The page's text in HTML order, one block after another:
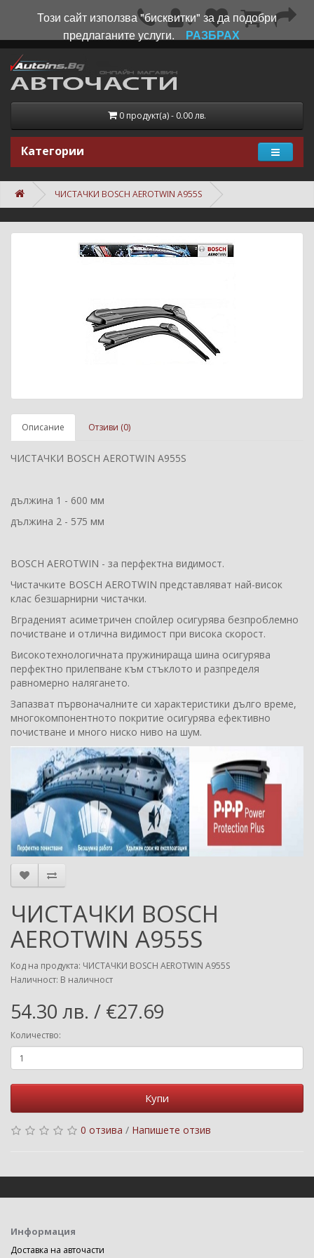
0 продукт(а) - 0.00 лв.
Категории
ЧИСТАЧКИ BOSCH AEROTWIN A955S
Описание Отзиви (0)
ЧИСТАЧКИ BOSCH AEROTWIN A955S
дължина 1 - 600 мм
дължина 2 - 575 мм
BOSCH AEROTWIN - за перфектна видимост.
Чистачките BOSCH AEROTWIN представляват най-висок
клас безшарнирни чистачки.
Вграденият асиметричен спойлер осигурява безпроблемно
почистване и отлична видимост при висока скорост.
Високотехнологичната пружинираща шина осигурява
перфектно прилепване към стъклото и разпределя
равномерно налягането.
Запазват първоначалните си характеристики дълго време,
многокомпонентното покритие осигурява ефективно
почистване и много ниско ниво на шум.
ЧИСТАЧКИ BOSCH
AEROTWIN A955S
Код на продукта: ЧИСТАЧКИ BOSCH AEROTWIN A955S
Наличност: В наличност
54.30 лв. / €27.69
Количество:
Купи
0 отзива / Напишете отзив
Информация
Доставка на авточасти
Този сайт използва "бисквитки" за да подобри
предлаганите услуги.
РАЗБРАХ